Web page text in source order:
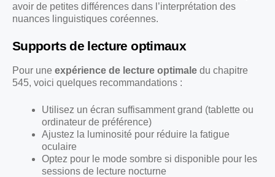
avoir de petites différences dans l’interprétation des
nuances linguistiques coréennes.
Supports de lecture optimaux
Pour une expérience de lecture optimale du chapitre
545, voici quelques recommandations :
Utilisez un écran suffisamment grand (tablette ou
ordinateur de préférence)
Ajustez la luminosité pour réduire la fatigue
oculaire
Optez pour le mode sombre si disponible pour les
sessions de lecture nocturne